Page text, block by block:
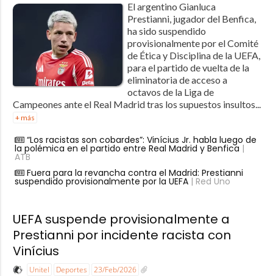
El argentino Gianluca
Prestianni, jugador del Benfica,
ha sido suspendido
provisionalmente por el Comité
de Ética y Disciplina de la UEFA,
para el partido de vuelta de la
eliminatoria de acceso a
octavos de la Liga de
Campeones ante el Real Madrid tras los supuestos insultos...
+ más
“Los racistas son cobardes”: Vinícius Jr. habla luego de
la polémica en el partido entre Real Madrid y Benfica |
ATB
Fuera para la revancha contra el Madrid: Prestianni
suspendido provisionalmente por la UEFA| Red Uno
UEFA suspende provisionalmente a
Prestianni por incidente racista con
Vinícius
Unitel Deportes 23/Feb/2026